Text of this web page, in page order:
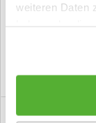
weiteren Daten